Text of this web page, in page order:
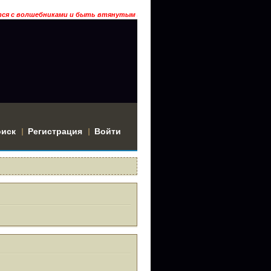
и быть втянутым в историю? Тогда заходи… ГРААЛЬ ГАРДАРИКА
Регистрация Войти